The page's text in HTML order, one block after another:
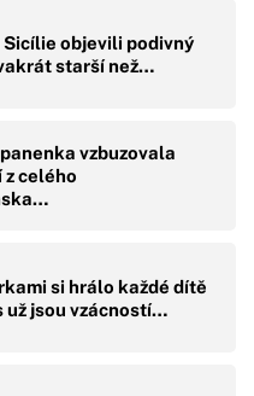
Sicílie objevili podivný
starší než…
vzbuzovala
z celého
si hrálo každé dítě
už jsou vzácností…